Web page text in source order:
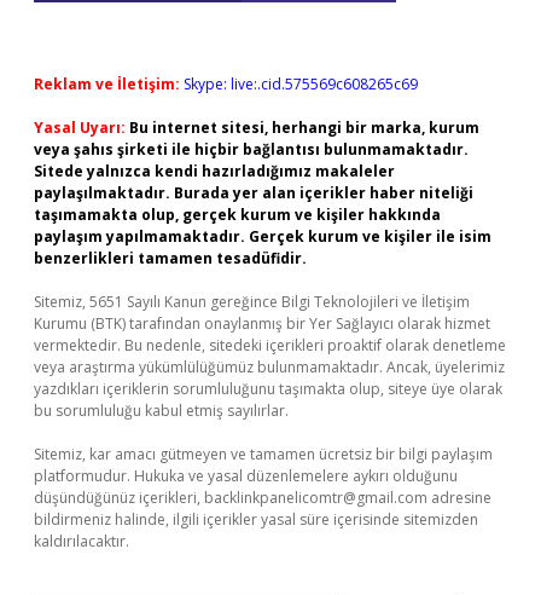
Reklam ve İletişim: Skype: live:.cid.575569c608265c69
Yasal Uyarı: Bu internet sitesi, herhangi bir marka, kurum
veya şahıs şirketi ile hiçbir bağlantısı bulunmamaktadır.
Sitede yalnızca kendi hazırladığımız makaleler
paylaşılmaktadır. Burada yer alan içerikler haber niteliği
taşımamakta olup, gerçek kurum ve kişiler hakkında
paylaşım yapılmamaktadır. Gerçek kurum ve kişiler ile isim
benzerlikleri tamamen tesadüfidir.
Sitemiz, 5651 Sayılı Kanun gereğince Bilgi Teknolojileri ve İletişim
Kurumu (BTK) tarafından onaylanmış bir Yer Sağlayıcı olarak hizmet
vermektedir. Bu nedenle, sitedeki içerikleri proaktif olarak denetleme
veya araştırma yükümlülüğümüz bulunmamaktadır. Ancak, üyelerimiz
yazdıkları içeriklerin sorumluluğunu taşımakta olup, siteye üye olarak
bu sorumluluğu kabul etmiş sayılırlar.
Sitemiz, kar amacı gütmeyen ve tamamen ücretsiz bir bilgi paylaşım
platformudur. Hukuka ve yasal düzenlemelere aykırı olduğunu
düşündüğünüz içerikleri, backlinkpanelicomtr@gmail.com adresine
bildirmeniz halinde, ilgili içerikler yasal süre içerisinde sitemizden
kaldırılacaktır.